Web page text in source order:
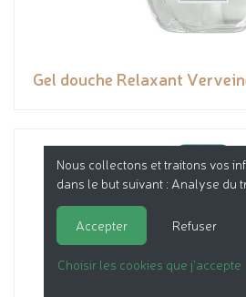
Gel douche Relaxant
Nous collectons et traitons vos
dans le but suivant : Analyse du
Accepter Refuser
Choisir les cookies que j'accepte